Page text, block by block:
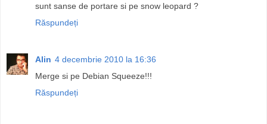
sunt sanse de portare si pe snow leopard ?
Răspundeți
Alin 4 decembrie 2010 la 16:36
Merge si pe Debian Squeeze!!!
Răspundeți